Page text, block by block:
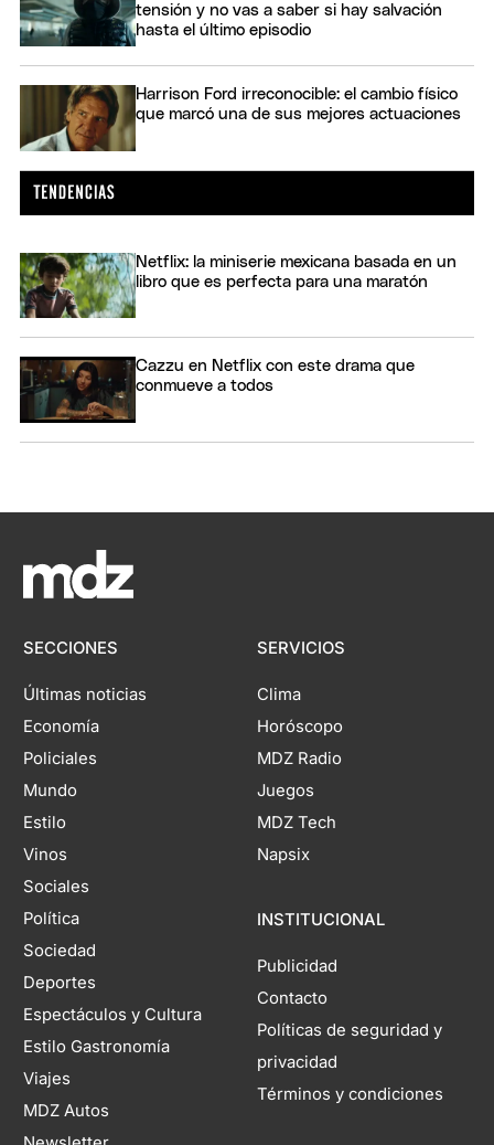
tensión y no vas a saber si hay salvación
hasta el último episodio
Harrison Ford irreconocible: el cambio físico
que marcó una de sus mejores actuaciones
Netflix: la miniserie mexicana basada en un
libro que es perfecta para una maratón
Cazzu en Netflix con este drama que
conmueve a todos
SECCIONES
Últimas noticias
Economía
Policiales
Mundo
Estilo
Vinos
Sociales
Política
Sociedad
Deportes
Espectáculos y Cultura
Estilo Gastronomía
Viajes
MDZ Autos
SERVICIOS
Clima
Horóscopo
MDZ Radio
Juegos
MDZ Tech
Napsix
INSTITUCIONAL
Publicidad
Contacto
Políticas de seguridad y
privacidad
Términos y condiciones